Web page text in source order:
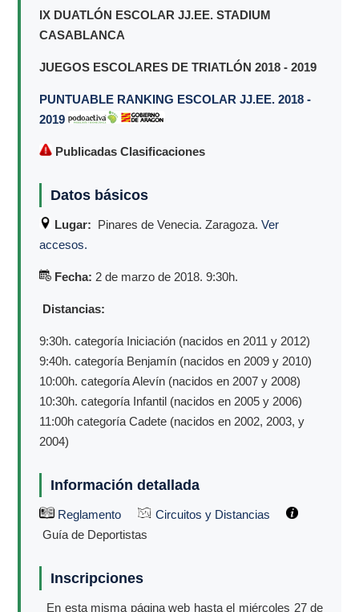
IX DUATLÓN ESCOLAR JJ.EE. STADIUM
CASABLANCA
JUEGOS ESCOLARES DE TRIATLÓN 2018 - 2019
PUNTUABLE RANKING ESCOLAR JJ.EE. 2018 -
2019
Publicadas Clasificaciones
Datos básicos
Lugar: Pinares de Venecia. Zaragoza. Ver
accesos.
Fecha: 2 de marzo de 2018. 9:30h.
Distancias:
9:30h. categoría Iniciación (nacidos en 2011 y 2012)
9:40h. categoría Benjamín (nacidos en 2009 y 2010)
10:00h. categoría Alevín (nacidos en 2007 y 2008)
10:30h. categoría Infantil (nacidos en 2005 y 2006)
11:00h categoría Cadete (nacidos en 2002, 2003, y
2004)
Información detallada
Reglamento
Circuitos y Distancias
Guía de Deportistas
Inscripciones
En esta misma página web hasta el miércoles 27 de